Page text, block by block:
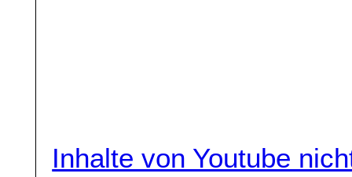
Inhalte von Youtube